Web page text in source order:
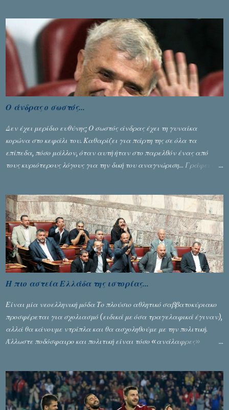
Ζέρβα με την πορεία τους που ολοκληρώθηκε με τη νίκη τους στον
τελικό επί της Λιθουανίας, υπάρχουν και τα δυσάρεστα. Τα πολύ
δυσάρεστα...
Ο άνδρας ο σωστός...
Δεν έχει μερίδιο ευθύνης; Ο σωστός άνδρας έχει τη γυναίκα
κορώνα στο κεφάλι του. Καθαρίζει για πάρτη της σε όλα τα
επίπεδα, πόσο μάλλον, όταν αυτή ήταν στο παρελθόν ένας από
τους κυριότερους λόγους για την δική του αναγνώριση... Γράφει ο
Η πιο αστεία Ελλάδα της ιστορίας...
Είναι μία νεοελληνική μόδα Το πλούσιο αθλητικό σαββατοκύριακο
προσφέρεται για σχολιασμό (ειδικά με όσα τραγελαφικά έγιναν),
αλλά θα κάνουμε ντρίπλα και θα ασχοληθούμε με την πολιτική.
Άλλωστε ποδόσφαιρο και πολιτική είναι τόσο «ανάλαφρες»